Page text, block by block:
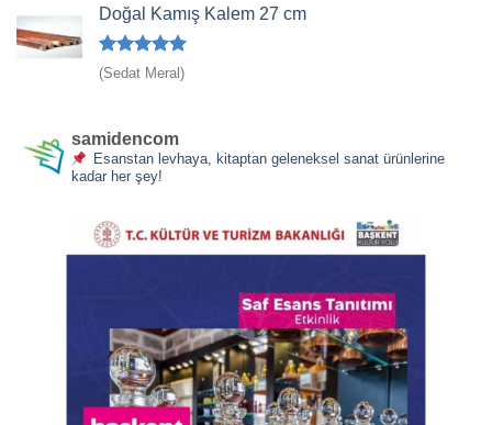
Doğal Kamış Kalem 27 cm
5 üzerinden
5
(Sedat Meral)
samidencom
Esanstan levhaya, kitaptan geleneksel sanat ürünlerine
kadar her şey!